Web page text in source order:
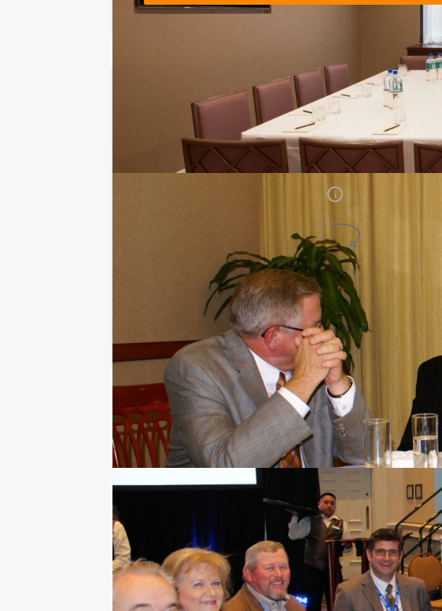
Jouw uitje
Vanaf
€ 79,50 p.p. excl.
BTW
Duur:
7 uur
i
OFFERTE AANVRAGEN
RESERVEREN
Ik heb een vraag over dit uitje
Hulp nodig bij het
kiezen?
070 20 40 155
Bel mij terug
Bekijk printbare versie